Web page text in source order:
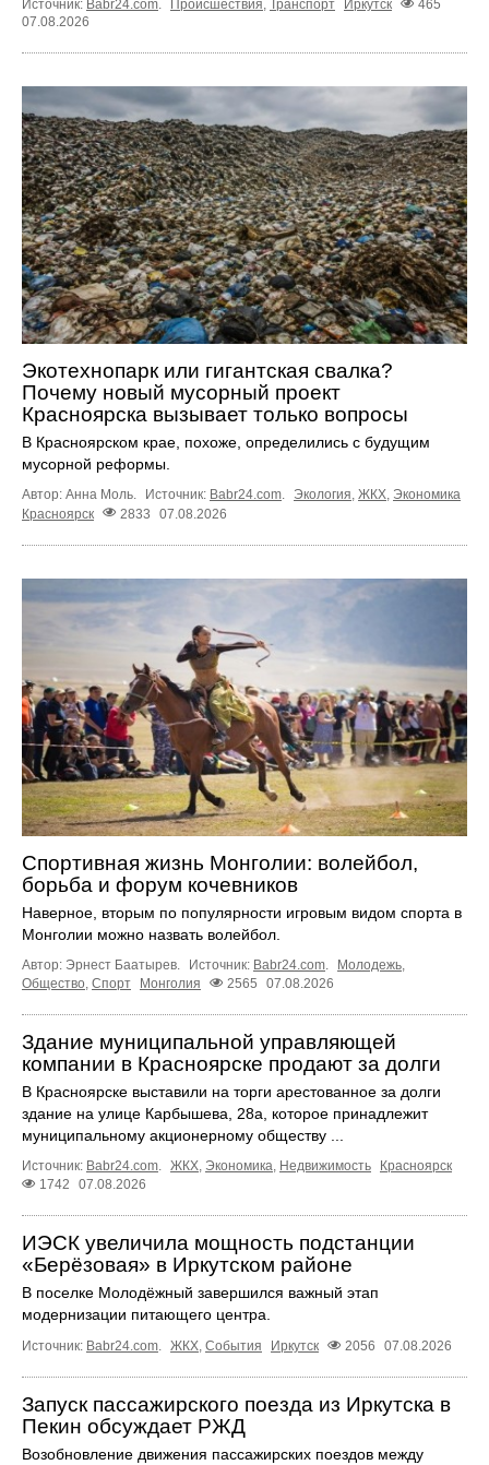
Источник: Babr24.com Происшествия Транспорт Иркутск
465
07.08.2026
Экотехнопарк или гигантская свалка?
Почему новый мусорный проект
Красноярска вызывает только вопросы
В Красноярском крае, похоже, определились с будущим
мусорной реформы.
Автор: Анна Моль. Источник: Babr24.com. Экология, ЖКХ, Экономика
Красноярск
2833 07.08.2026
Спортивная жизнь Монголии: волейбол,
борьба и форум кочевников
Наверное, вторым по популярности игровым видом спорта в
Монголии можно назвать волейбол.
Автор: Эрнест Баатырев. Источник: Babr24.com. Молодежь,
Общество, Спорт Монголия 2565 07.08.2026
Здание муниципальной управляющей
компании в Красноярске продают за долги
В Красноярске выставили на торги арестованное за долги
здание на улице Карбышева, 28а, которое принадлежит
муниципальному акционерному обществу ...
Источник: Babr24.com. ЖКХ, Экономика, Недвижимость
Красноярск
1742
07.08.2026
ИЭСК увеличила мощность подстанции
«Берёзовая» в Иркутском районе
В поселке Молодёжный завершился важный этап
модернизации питающего центра.
Источник: Babr24.com. ЖКХ, События Иркутск 2056 07.08.2026
Запуск пассажирского поезда из Иркутска в
Пекин обсуждает РЖД
Возобновление движения пассажирских поездов между